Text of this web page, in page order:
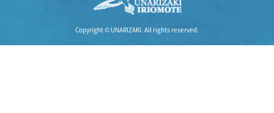
Copyright © UNARIZAKI. All rights reserved.